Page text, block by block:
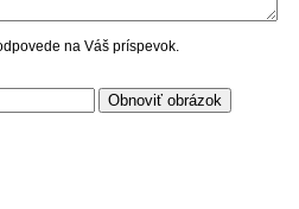
na Váš príspevok.